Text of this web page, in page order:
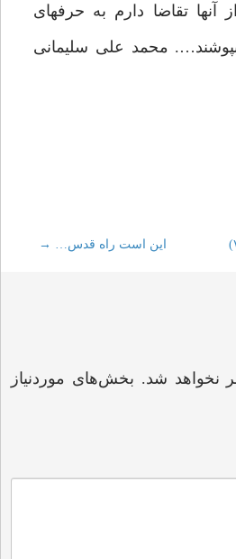
تقاضا دارم به حرفهای
محمد علی سلیمانی
این است راه قدس… →
نخواهد شد. بخش‌های موردنیاز